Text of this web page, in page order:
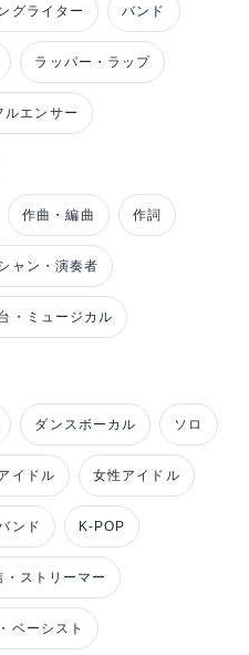
グライター バンド
ラッパー・ラップ
ルエンサー
作曲・編曲 作詞
ャン・演奏者
・ミュージカル
ダンスボーカル ソロ
イドル 女性アイドル
ンド K-POP
・ストリーマー
ベーシスト